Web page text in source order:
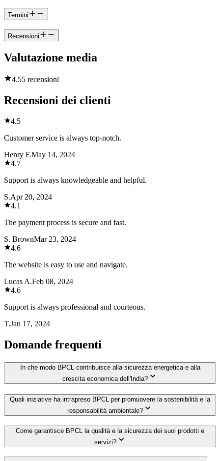
Termini
Recensioni
Valutazione media
4.55 recensioni
Recensioni dei clienti
4.5
Customer service is always top-notch.
Henry F.May 14, 2024
4.7
Support is always knowledgeable and helpful.
S.Apr 20, 2024
4.1
The payment process is secure and fast.
S. BrownMar 23, 2024
4.6
The website is easy to use and navigate.
Lucas A.Feb 08, 2024
4.6
Support is always professional and courteous.
T.Jan 17, 2024
Domande frequenti
In che modo BPCL contribuisce alla sicurezza energetica e alla
crescita economica dell'India?
Quali iniziative ha intrapreso BPCL per promuovere la sostenibilità e la
responsabilità ambientale?
Come garantisce BPCL la qualità e la sicurezza dei suoi prodotti e
servizi?